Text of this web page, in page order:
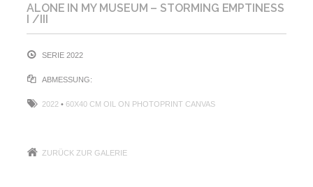
ALONE IN MY MUSEUM – STORMING EMPTINESS
I /III
SERIE 2022
ABMESSUNG:
2022 • 60X40 CM OIL ON PHOTOPRINT CANVAS
ZURÜCK ZUR GALERIE